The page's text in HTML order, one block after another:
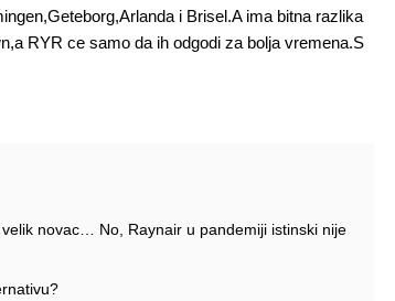
i Brisel.A ima bitna razlika
RYR ce samo da ih odgodi za bolja vremena.S
novac… No, Raynair u pandemiji istinski nije